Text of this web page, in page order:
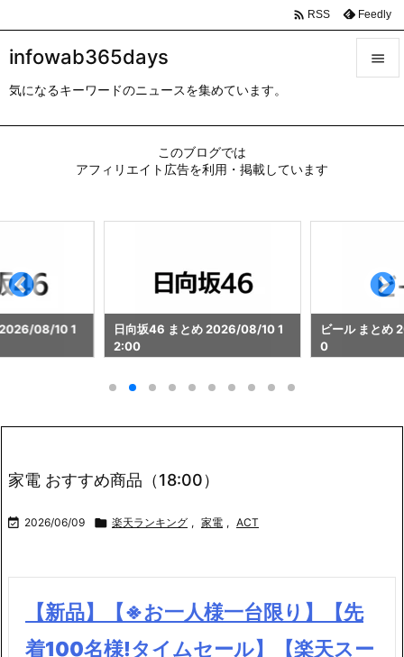
infowab365days
気になるキーワードのニュースを集めています。


検索
 RSS Feedly
このブログでは
アフィリエイト広告を利用・掲載しています
08/10 1
日向坂46 まとめ 2026/08/10 1
2:00
ビール まとめ
0
家電 おすすめ商品（18:00）
 2026/06/09  楽天ランキング , 家電 , ACT
【新品】【※お一人様一台限り】【先
着100名様!タイムセール】【楽天スー